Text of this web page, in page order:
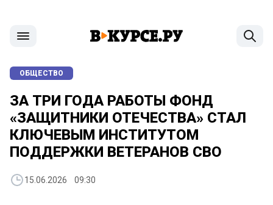
ОБЩЕСТВО
ЗА ТРИ ГОДА РАБОТЫ ФОНД
«ЗАЩИТНИКИ ОТЕЧЕСТВА» СТАЛ
КЛЮЧЕВЫМ ИНСТИТУТОМ
ПОДДЕРЖКИ ВЕТЕРАНОВ СВО
15.06.2026 09:30